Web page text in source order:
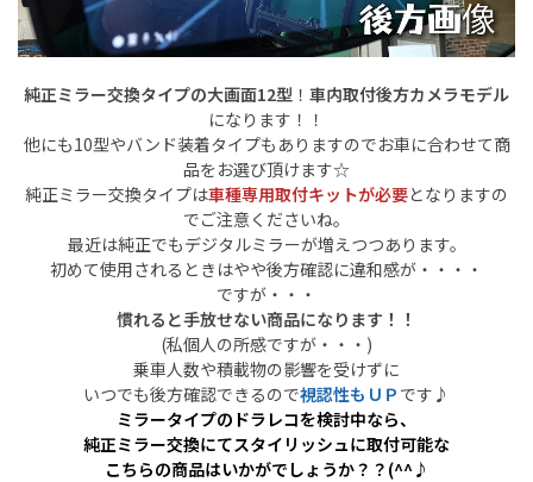
純正ミラー交換タイプの大画面12型 ！ 車内取付後方カメラモデル
になります！！
他にも10型やバンド装着タイプもありますのでお車に合わせて商
品をお選び頂けます☆
純正ミラー交換タイプは車種専用取付キットが必要となりますの
でご注意くださいね。
最近は純正でもデジタルミラーが増えつつあります。
初めて使用されるときはやや後方確認に違和感が・・・・
ですが・・・
慣れると手放せない商品になります！！
(私個人の所感ですが・・・)
乗車人数や積載物の影響を受けずに
いつでも後方確認できるので視認性もＵＰ です♪
ミラータイプのドラレコを検討中なら、
純正ミラー交換にてスタイリッシュに取付可能な
こちらの商品はいかがでしょうか？？(^^♪